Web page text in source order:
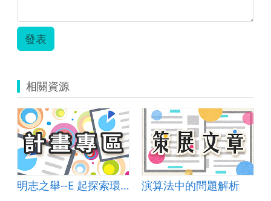
發表
相關資源
明志之舉--E 起探索環境愛地球 演算法中的問題解析